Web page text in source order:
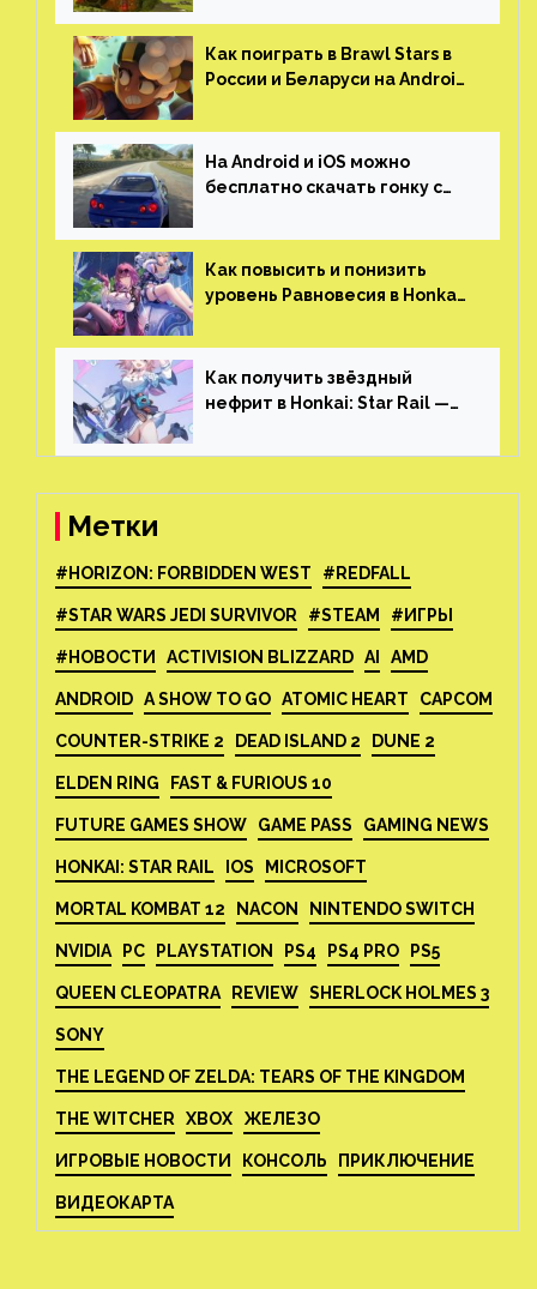
открытым миром, прокачкой,
гонками и тюнингом машины
Как поиграть в Brawl Stars в
России и Беларуси на Android
На Android и iOS можно
бесплатно скачать гонку с
который больше, чем в
Skyrim и GTA: San Andreas
Как повысить и понизить
уровень Равновесия в Honkai:
Как получить звёздный
нефрит в Honkai: Star Rail —
Метки
#HORIZON: FORBIDDEN WEST #REDFALL
#STAR WARS JEDI SURVIVOR #STEAM #ИГРЫ
#НОВОСТИ ACTIVISION BLIZZARD AI AMD
ANDROID A SHOW TO GO ATOMIC HEART CAPCOM
COUNTER-STRIKE 2 DEAD ISLAND 2 DUNE 2
ELDEN RING FAST & FURIOUS 10
FUTURE GAMES SHOW GAME PASS GAMING NEWS
HONKAI: STAR RAIL IOS MICROSOFT
MORTAL KOMBAT 12 NACON NINTENDO SWITCH
NVIDIA PC PLAYSTATION PS4 PS4 PRO PS5
QUEEN CLEOPATRA REVIEW SHERLOCK HOLMES 3
SONY
THE LEGEND OF ZELDA: TEARS OF THE KINGDOM
THE WITCHER XBOX ЖЕЛЕЗО
ИГРОВЫЕ НОВОСТИ КОНСОЛЬ ПРИКЛЮЧЕНИЕ
ВИДЕОКАРТА